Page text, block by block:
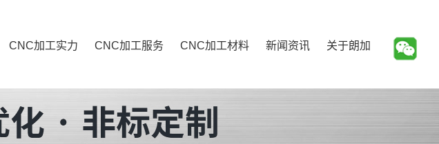
CNC加工实力 CNC加工服务 CNC加工材料 新闻资讯 关于朗加